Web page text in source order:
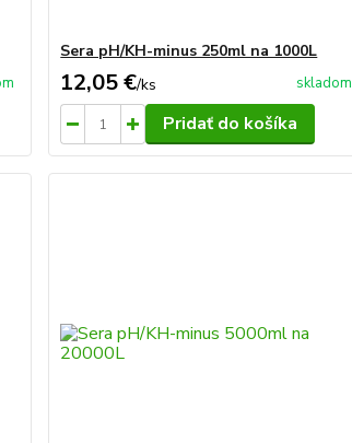
Sera pH/KH-minus 250ml na 1000L
12,05 €/ks skladom
Pridať do košíka